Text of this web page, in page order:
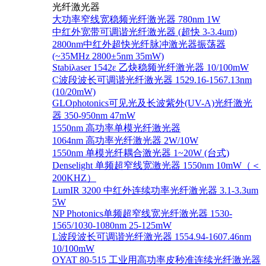
光纤激光器
大功率窄线宽稳频光纤激光器 780nm 1W
中红外宽带可调谐光纤激光器 (超快 3-3.4um)
2800nm中红外超快光纤脉冲激光器振荡器
(~35MHz 2800±5nm 35mW)
Stabiλaser 1542ε 乙炔稳频光纤激光器 10/100mW
C波段波长可调谐光纤激光器 1529.16-1567.13nm
(10/20mW)
GLOphotonics可见光及长波紫外(UV-A)光纤激光
器 350-950nm 47mW
1550nm 高功率单模光纤激光器
1064nm 高功率光纤激光器 2W/10W
1550nm 单模光纤耦合激光器 1~20W (台式)
Denselight 单频超窄线宽激光器 1550nm 10mW（＜
200KHZ）
LumIR 3200 中红外连续功率光纤激光器 3.1-3.3um
5W
NP Photonics单频超窄线宽光纤激光器 1530-
1565/1030-1080nm 25-125mW
L波段波长可调谐光纤激光器 1554.94-1607.46nm
10/100mW
OYAT 80-515 工业用高功率皮秒准连续光纤激光器